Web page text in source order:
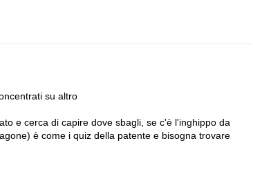
su altro
e cerca di capire dove sbagli, se c'è l'inghippo da
è come i quiz della patente e bisogna trovare